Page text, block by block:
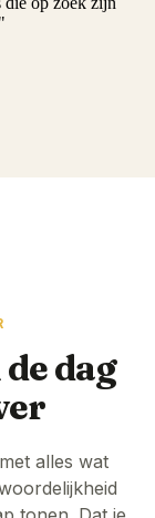
dag
alles wat